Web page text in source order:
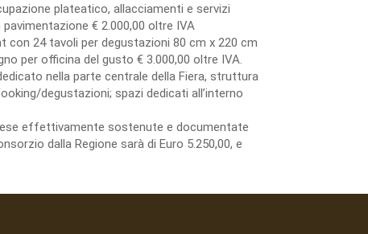
plateatico, allacciamenti e servizi
€ 2.000,00 oltre IVA
con 24 tavoli per degustazioni 80 cm x 220 cm
per officina del gusto € 3.000,00 oltre IVA.
nella parte centrale della Fiera, struttura
degustazioni; spazi dedicati all’interno
effettivamente sostenute e documentate
dalla Regione sarà di Euro 5.250,00, e